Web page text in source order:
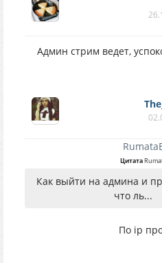
Админ стрим ведет,
Цитата
Как выйти на админа и
что ль...
По ip